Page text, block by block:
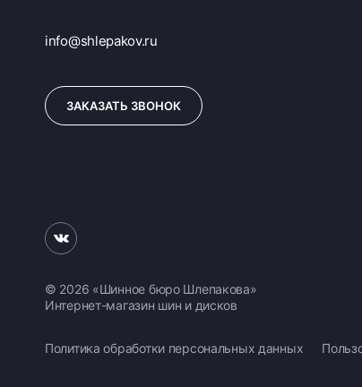
info@shlepakov.ru
ЗАКАЗАТЬ ЗВОНОК
© 2026 «Шинное бюро Шлепакова»
Интернет-магазин шин и дисков
Политика обработки персональных данных